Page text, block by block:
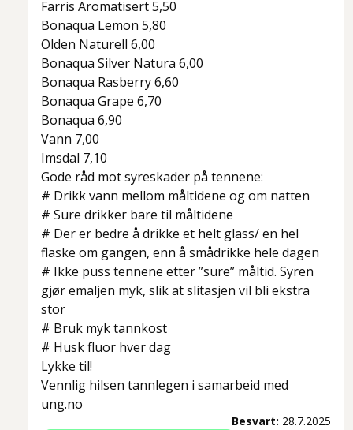
Farris Aromatisert 5,50
Bonaqua Lemon 5,80
Olden Naturell 6,00
Bonaqua Silver Natura 6,00
Bonaqua Rasberry 6,60
Bonaqua Grape 6,70
Bonaqua 6,90
Vann 7,00
Imsdal 7,10
Gode råd mot syreskader på tennene:
# Drikk vann mellom måltidene og om natten
# Sure drikker bare til måltidene
# Der er bedre å drikke et helt glass/ en hel
flaske om gangen, enn å smådrikke hele dagen
# Ikke puss tennene etter ”sure” måltid. Syren
gjør emaljen myk, slik at slitasjen vil bli ekstra
stor
# Bruk myk tannkost
# Husk fluor hver dag
Lykke til!
Vennlig hilsen tannlegen i samarbeid med
ung.no
Besvart: 28.7.2025